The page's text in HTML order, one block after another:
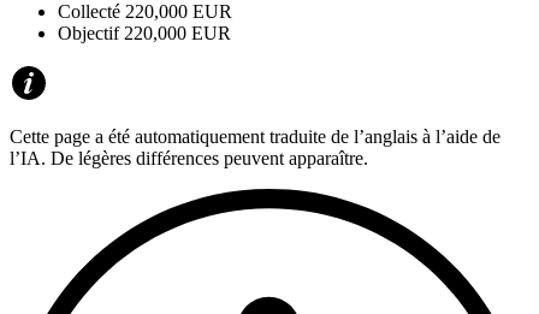
Collecté 220,000 EUR
Objectif 220,000 EUR
Cette page a été automatiquement traduite de l’anglais à l’aide de
l’IA. De légères différences peuvent apparaître.